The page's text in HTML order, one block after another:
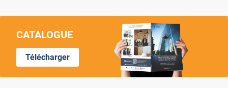
CATALOGUE
Télécharger